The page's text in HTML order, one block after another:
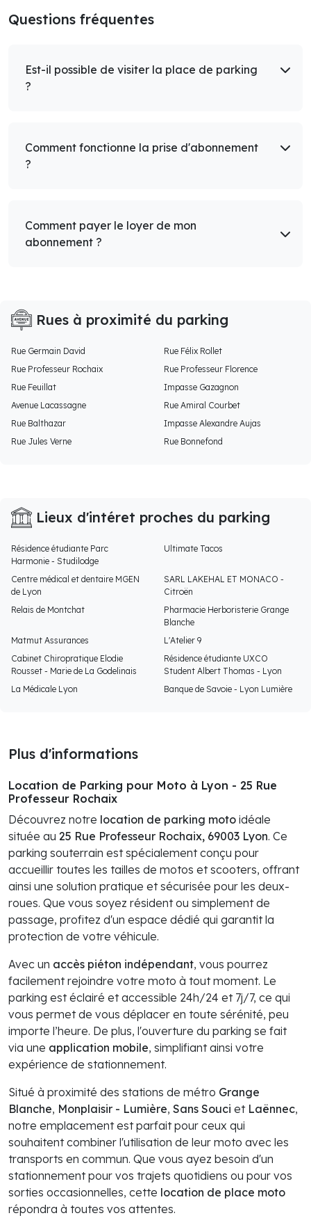
Questions fréquentes
Est-il possible de visiter la place de parking
?
Comment fonctionne la prise d'abonnement
?
Comment payer le loyer de mon
abonnement ?
Rues à proximité du parking
Rue Germain David
Rue Félix Rollet
Rue Professeur Rochaix
Rue Professeur Florence
Rue Feuillat
Impasse Gazagnon
Avenue Lacassagne
Rue Amiral Courbet
Rue Balthazar
Impasse Alexandre Aujas
Rue Jules Verne
Rue Bonnefond
Lieux d'intéret proches du parking
Résidence étudiante Parc
Harmonie - Studilodge
Ultimate Tacos
Centre médical et dentaire MGEN
de Lyon
SARL LAKEHAL ET MONACO -
Citroën
Relais de Montchat
Pharmacie Herboristerie Grange
Blanche
Matmut Assurances
L'Atelier 9
Cabinet Chiropratique Elodie
Rousset - Marie de La Godelinais
Résidence étudiante UXCO
Student Albert Thomas - Lyon
La Médicale Lyon
Banque de Savoie - Lyon Lumière
Plus d'informations
Location de Parking pour Moto à Lyon - 25 Rue
Professeur Rochaix
Découvrez notre location de parking moto idéale
située au 25 Rue Professeur Rochaix, 69003 Lyon. Ce
parking souterrain est spécialement conçu pour
accueillir toutes les tailles de motos et scooters, offrant
ainsi une solution pratique et sécurisée pour les deux-
roues. Que vous soyez résident ou simplement de
passage, profitez d'un espace dédié qui garantit la
protection de votre véhicule.
Avec un accès piéton indépendant, vous pourrez
facilement rejoindre votre moto à tout moment. Le
parking est éclairé et accessible 24h/24 et 7j/7, ce qui
vous permet de vous déplacer en toute sérénité, peu
importe l’heure. De plus, l'ouverture du parking se fait
via une application mobile, simplifiant ainsi votre
expérience de stationnement.
Situé à proximité des stations de métro Grange
Blanche, Monplaisir - Lumière, Sans Souci et Laënnec,
notre emplacement est parfait pour ceux qui
souhaitent combiner l'utilisation de leur moto avec les
transports en commun. Que vous ayez besoin d'un
stationnement pour vos trajets quotidiens ou pour vos
sorties occasionnelles, cette location de place moto
répondra à toutes vos attentes.